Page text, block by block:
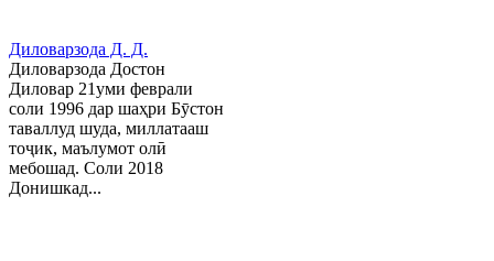
Диловарзода Д. Д.
Диловарзода Достон
Диловар 21уми феврали
соли 1996 дар шаҳри Бӯстон
таваллуд шуда, миллатааш
тоҷик, маълумот олӣ
мебошад. Соли 2018
Донишкад...